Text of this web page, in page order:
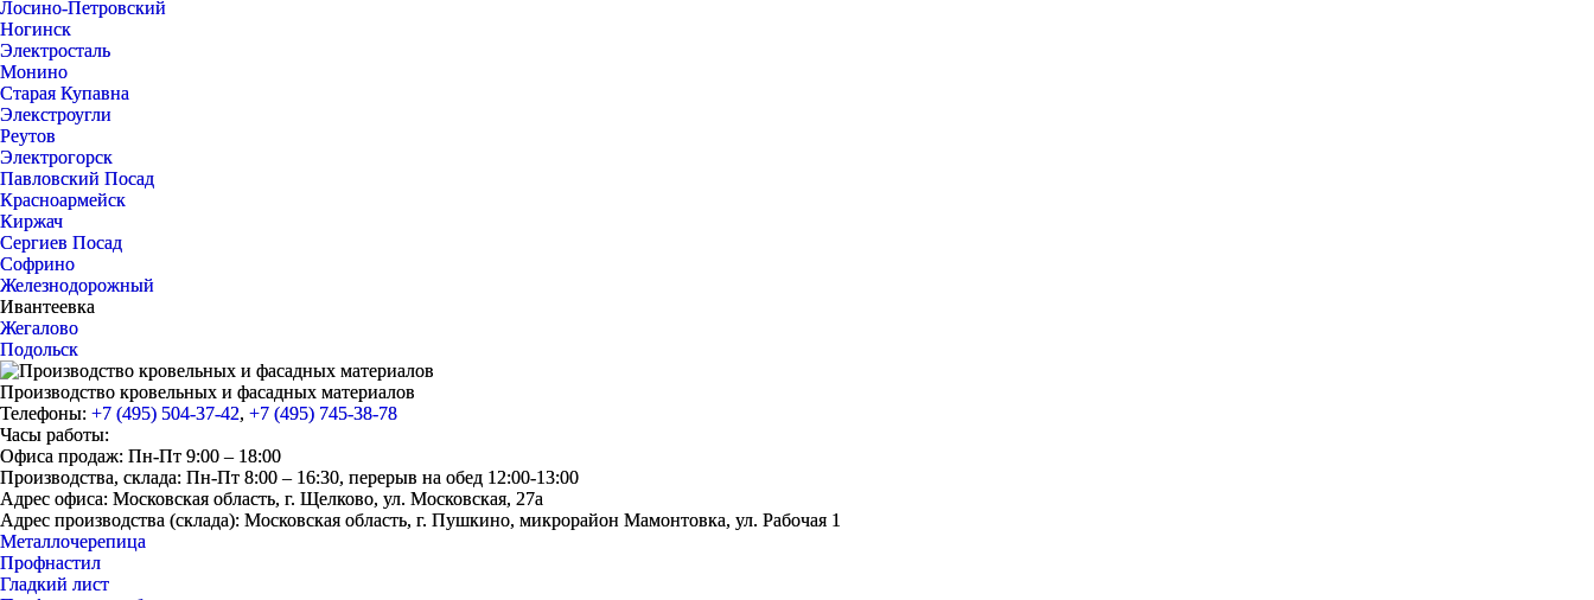
Лосино-Петровский
Ногинск
Электросталь
Монино
Старая Купавна
Элекстроугли
Реутов
Электрогорск
Павловский Посад
Красноармейск
Киржач
Сергиев Посад
Софрино
Железнодорожный
Ивантеевка
Жегалово
Подольск
Производство кровельных и фасадных материалов
Телефоны: +7 (495) 504-37-42, +7 (495) 745-38-78
Часы работы:
Офиса продаж: Пн-Пт 9:00 – 18:00
Производства, склада: Пн-Пт 8:00 – 16:30, перерыв на обед 12:00-13:00
Адрес офиса: Московская область, г. Щелково, ул. Московская, 27а
Адрес производства (склада): Московская область, г. Пушкино, микрорайон Мамонтовка, ул. Рабочая 1
Металлочерепица
Профнастил
Гладкий лист